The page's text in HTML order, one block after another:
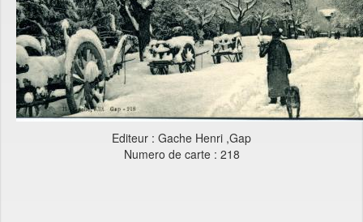
Editeur : Gache Henri ,Gap
Numero de carte : 218